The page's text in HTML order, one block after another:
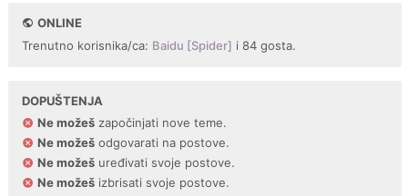
ONLINE
Trenutno korisnika/ca: Baidu [Spider] i 84 gosta.
DOPUŠTENJA
Ne možeš započinjati nove teme.
Ne možeš odgovarati na postove.
Ne možeš uređivati svoje postove.
Ne možeš izbrisati svoje postove.